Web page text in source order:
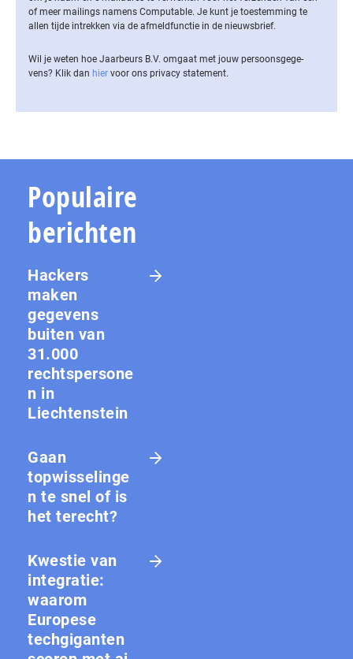
of meer mailings namens Computable. Je kunt je toestemming te
allen tijde intrekken via de af­meld­func­tie in de nieuwsbrief.
Wil je weten hoe Jaarbeurs B.V. omgaat met jouw per­soons­ge­ge­
vens? Klik dan hier voor ons privacy statement.
Populaire
berichten
Hackers
maken
gegevens
buiten van
31.000
rechtspersone
n in
Liechtenstein
Gaan
topwisselinge
n te snel of is
het terecht?
Kwestie van
integratie:
waarom
Europese
techgiganten